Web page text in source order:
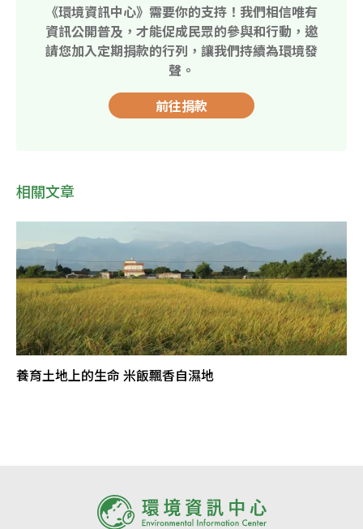
《環境資訊中心》需要你的支持！我們相信唯有
資訊公開普及，才能促成民眾的參與和行動，邀
請您加入定期捐款的行列，讓我們持續為環境發
聲。
前往捐款
相關文章
養育土地上的生命 米飯飄香自濕地